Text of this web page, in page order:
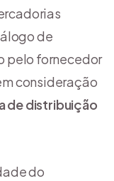
de
pelo fornecedor
consideração
de distribuição
do